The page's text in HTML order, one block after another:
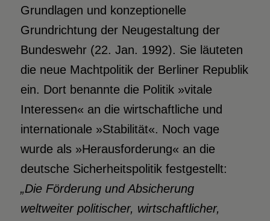
Grundlagen und konzeptionelle
Grundrichtung der Neugestaltung der
Bundeswehr (22. Jan. 1992). Sie läuteten
die neue Machtpolitik der Berliner Republik
ein. Dort benannte die Politik »vitale
Interessen« an die wirtschaftliche und
internationale »Stabilität«. Noch vage
wurde als »Herausforderung« an die
deutsche Sicherheitspolitik festgestellt:
„Die Förderung und Absicherung
weltweiter politischer, wirtschaftlicher,